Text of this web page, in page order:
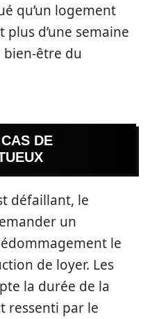
qu’un logement
d’une semaine
être du
DE
défaillant, le
un
le
de loyer. Les
la durée de la
ressenti par le